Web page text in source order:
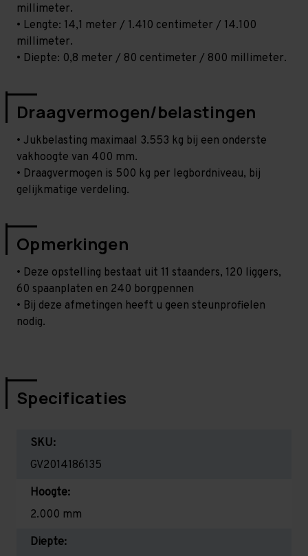
millimeter.
• Lengte: 14,1 meter / 1.410 centimeter / 14.100
millimeter.
• Diepte: 0,8 meter / 80 centimeter / 800 millimeter.
Draagvermogen/belastingen
• Jukbelasting maximaal 3.553 kg bij een onderste
vakhoogte van 400 mm.
• Draagvermogen is 500 kg per legbordniveau, bij
gelijkmatige verdeling.
Opmerkingen
• Deze opstelling bestaat uit 11 staanders, 120 liggers,
60 spaanplaten en 240 borgpennen
• Bij deze afmetingen heeft u geen steunprofielen
nodig.
Specificaties
SKU:
GV2014186135
Hoogte:
2.000 mm
Diepte: